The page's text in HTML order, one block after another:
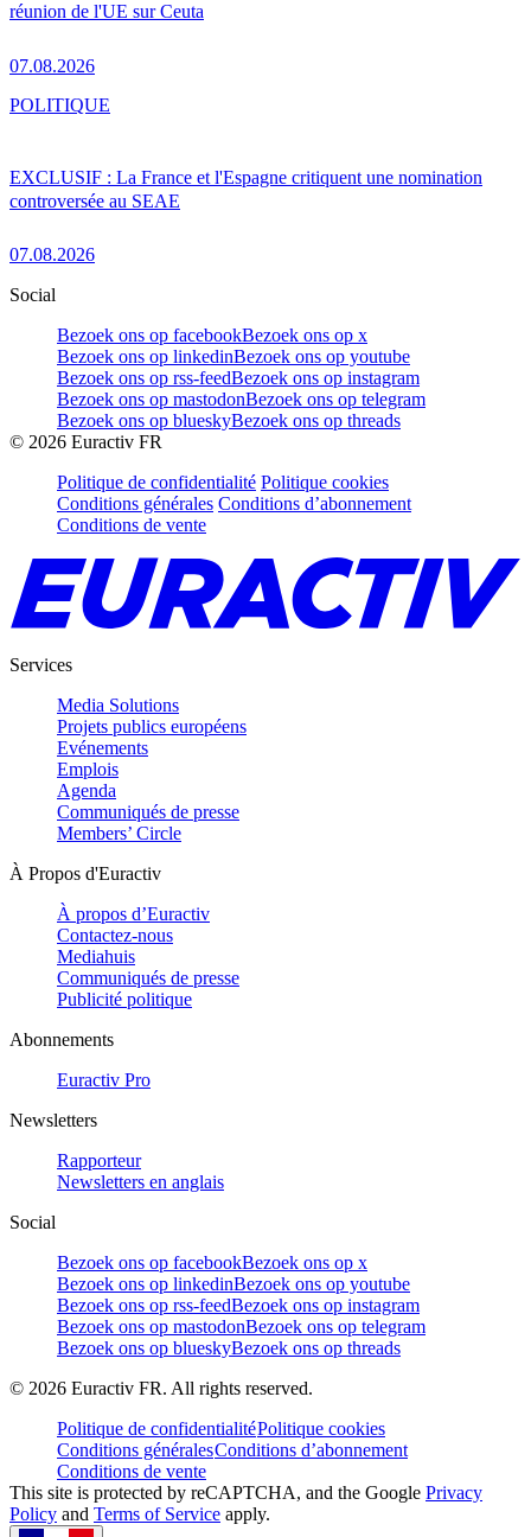
réunion de l'UE sur Ceuta
07.08.2026
EXCLUSIF : La France et l'Espagne critiquent une nomination
controversée au SEAE
07.08.2026
POLITIQUE
Social
Bezoek ons op facebookBezoek ons op x
Bezoek ons op linkedinBezoek ons op youtube
Bezoek ons op rss-feedBezoek ons op instagram
Bezoek ons op mastodonBezoek ons op telegram
Bezoek ons op blueskyBezoek ons op threads
© 2026 Euractiv FR
Politique de confidentialité Politique cookies
Conditions générales Conditions d’abonnement
Conditions de vente
Services
Media Solutions
Projets publics européens
Evénements
Emplois
Agenda
Communiqués de presse
Members’ Circle
À Propos d'Euractiv
À propos d’Euractiv
Contactez-nous
Mediahuis
Communiqués de presse
Publicité politique
Abonnements
Euractiv Pro
Newsletters
Rapporteur
Newsletters en anglais
Social
Bezoek ons op facebookBezoek ons op x
Bezoek ons op linkedinBezoek ons op youtube
Bezoek ons op rss-feedBezoek ons op instagram
Bezoek ons op mastodonBezoek ons op telegram
Bezoek ons op blueskyBezoek ons op threads
© 2026 Euractiv FR. All rights reserved.
Politique de confidentialitéPolitique cookies
Conditions généralesConditions d’abonnement
Conditions de vente
This site is protected by reCAPTCHA, and the Google Privacy
Policy and Terms of Service apply.